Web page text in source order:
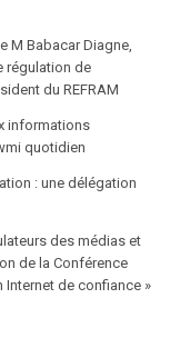
M Babacar Diagne,
régulation de
du REFRAM
informations
quotidien
: une délégation
des médias et
de la Conférence
Internet de confiance »